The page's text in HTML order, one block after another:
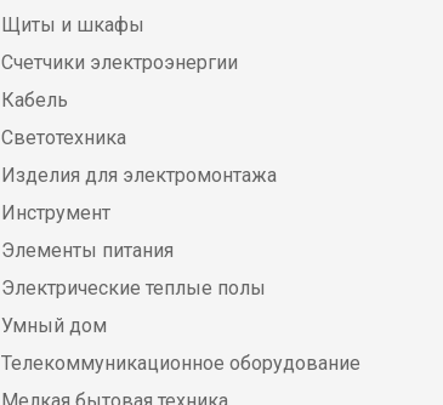
Щиты и шкафы
Счетчики электроэнергии
Кабель
Светотехника
Изделия для электромонтажа
Инструмент
Элементы питания
Электрические теплые полы
Умный дом
Телекоммуникационное оборудование